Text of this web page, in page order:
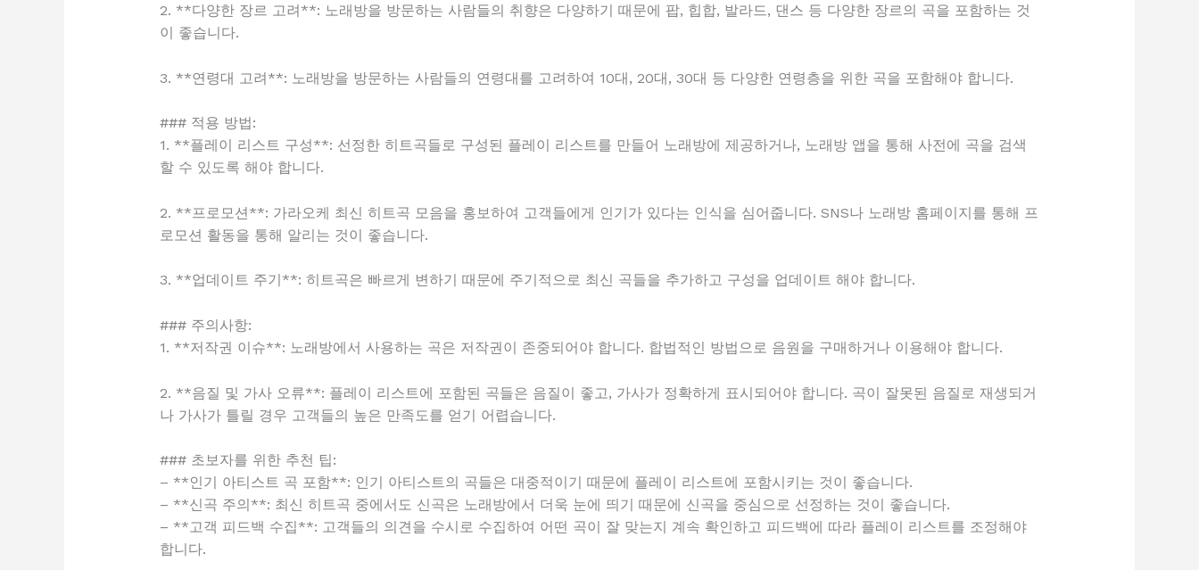
2. **다양한 장르 고려**: 노래방을 방문하는 사람들의 취향은 다양하기 때문에 팝, 힙합, 발라드, 댄스 등 다양한 장르의 곡을 포함하는 것
이 좋습니다.
3. **연령대 고려**: 노래방을 방문하는 사람들의 연령대를 고려하여 10대, 20대, 30대 등 다양한 연령층을 위한 곡을 포함해야 합니다.
### 적용 방법:
1. **플레이 리스트 구성**: 선정한 히트곡들로 구성된 플레이 리스트를 만들어 노래방에 제공하거나, 노래방 앱을 통해 사전에 곡을 검색
할 수 있도록 해야 합니다.
2. **프로모션**: 가라오케 최신 히트곡 모음을 홍보하여 고객들에게 인기가 있다는 인식을 심어줍니다. SNS나 노래방 홈페이지를 통해 프
로모션 활동을 통해 알리는 것이 좋습니다.
3. **업데이트 주기**: 히트곡은 빠르게 변하기 때문에 주기적으로 최신 곡들을 추가하고 구성을 업데이트 해야 합니다.
### 주의사항:
1. **저작권 이슈**: 노래방에서 사용하는 곡은 저작권이 존중되어야 합니다. 합법적인 방법으로 음원을 구매하거나 이용해야 합니다.
2. **음질 및 가사 오류**: 플레이 리스트에 포함된 곡들은 음질이 좋고, 가사가 정확하게 표시되어야 합니다. 곡이 잘못된 음질로 재생되거
나 가사가 틀릴 경우 고객들의 높은 만족도를 얻기 어렵습니다.
### 초보자를 위한 추천 팁:
– **인기 아티스트 곡 포함**: 인기 아티스트의 곡들은 대중적이기 때문에 플레이 리스트에 포함시키는 것이 좋습니다.
– **신곡 주의**: 최신 히트곡 중에서도 신곡은 노래방에서 더욱 눈에 띄기 때문에 신곡을 중심으로 선정하는 것이 좋습니다.
– **고객 피드백 수집**: 고객들의 의견을 수시로 수집하여 어떤 곡이 잘 맞는지 계속 확인하고 피드백에 따라 플레이 리스트를 조정해야
합니다.